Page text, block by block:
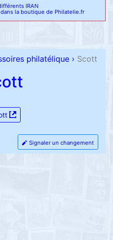
IRAN
la boutique de Philatelie.fr
philatélique › Scott
Signaler un changement